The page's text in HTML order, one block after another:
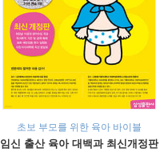
초보 부모를 위한 육아 바이블
임신 출산 육아 대백과 최신개정판